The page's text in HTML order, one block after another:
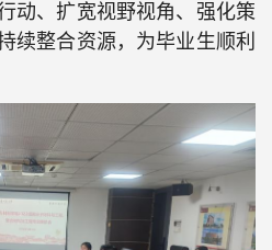
动、扩宽视野视角、强化策
续整合资源，为毕业生顺利